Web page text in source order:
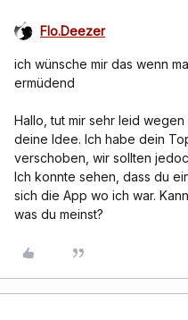
Flo.Deezer
ich wünsche mir das wenn
ermüdend
Hallo, tut mir sehr leid
deine Idee. Ich habe dein
verschoben, wir sollten
Ich konnte sehen, dass du
sich die App wo ich war.
was du meinst?